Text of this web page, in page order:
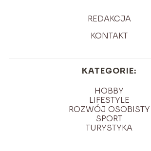
REDAKCJA
KONTAKT
KATEGORIE:
HOBBY
LIFESTYLE
ROZWÓJ OSOBISTY
SPORT
TURYSTYKA